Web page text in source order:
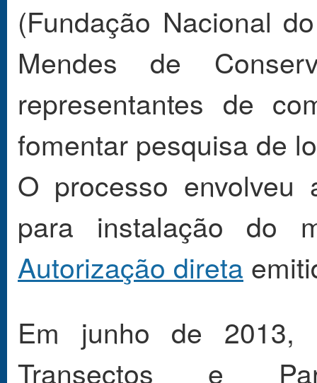
(Fundação Nacional
Mendes de
representantes de
fomentar pesquisa de
O processo
para instalação do
Autorização direta
Em junho de
Transectos e